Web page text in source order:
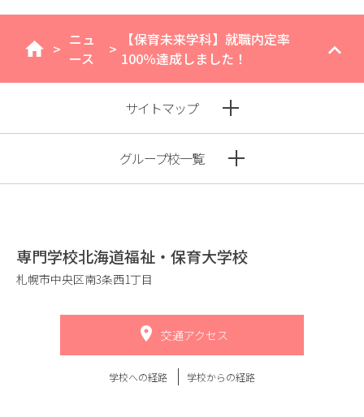
home
> ニュ
ース
>
【保育未来学科】就職内定率
100％達成しました！
サイトマップ
グループ校一覧
専門学校北海道福祉・保育大学校
札幌市中央区南3条西1丁目
交通アクセス
学校への経路 学校からの経路